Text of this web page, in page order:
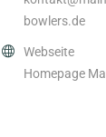
bowlers.de
Webseite
Homepage